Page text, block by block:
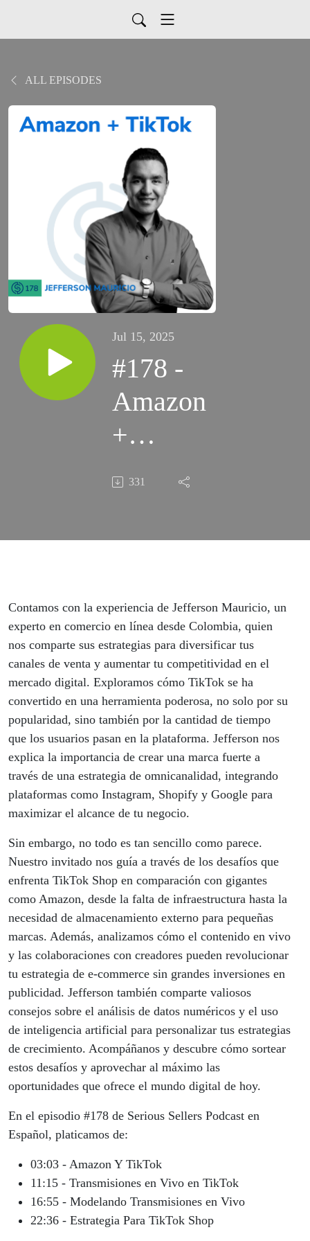
ALL EPISODES
Jul 15, 2025
#178 -
Amazon
+
TikTok
331
Contamos con la experiencia de Jefferson Mauricio, un
experto en comercio en línea desde Colombia, quien
nos comparte sus estrategias para diversificar tus
canales de venta y aumentar tu competitividad en el
mercado digital. Exploramos cómo TikTok se ha
convertido en una herramienta poderosa, no solo por su
popularidad, sino también por la cantidad de tiempo
que los usuarios pasan en la plataforma. Jefferson nos
explica la importancia de crear una marca fuerte a
través de una estrategia de omnicanalidad, integrando
plataformas como Instagram, Shopify y Google para
maximizar el alcance de tu negocio.
Sin embargo, no todo es tan sencillo como parece.
Nuestro invitado nos guía a través de los desafíos que
enfrenta TikTok Shop en comparación con gigantes
como Amazon, desde la falta de infraestructura hasta la
necesidad de almacenamiento externo para pequeñas
marcas. Además, analizamos cómo el contenido en vivo
y las colaboraciones con creadores pueden revolucionar
tu estrategia de e-commerce sin grandes inversiones en
publicidad. Jefferson también comparte valiosos
consejos sobre el análisis de datos numéricos y el uso
de inteligencia artificial para personalizar tus estrategias
de crecimiento. Acompáñanos y descubre cómo sortear
estos desafíos y aprovechar al máximo las
oportunidades que ofrece el mundo digital de hoy.
En el episodio #178 de Serious Sellers Podcast en
Español, platicamos de:
03:03 - Amazon Y TikTok
11:15 - Transmisiones en Vivo en TikTok
16:55 - Modelando Transmisiones en Vivo
22:36 - Estrategia Para TikTok Shop